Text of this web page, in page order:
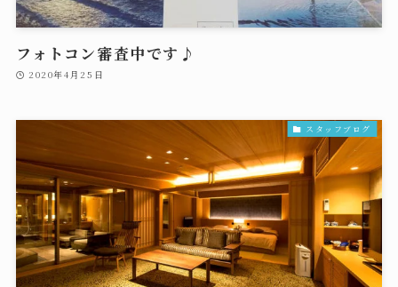
フォトコン審査中です♪
2020年4月25日
スタッフブログ